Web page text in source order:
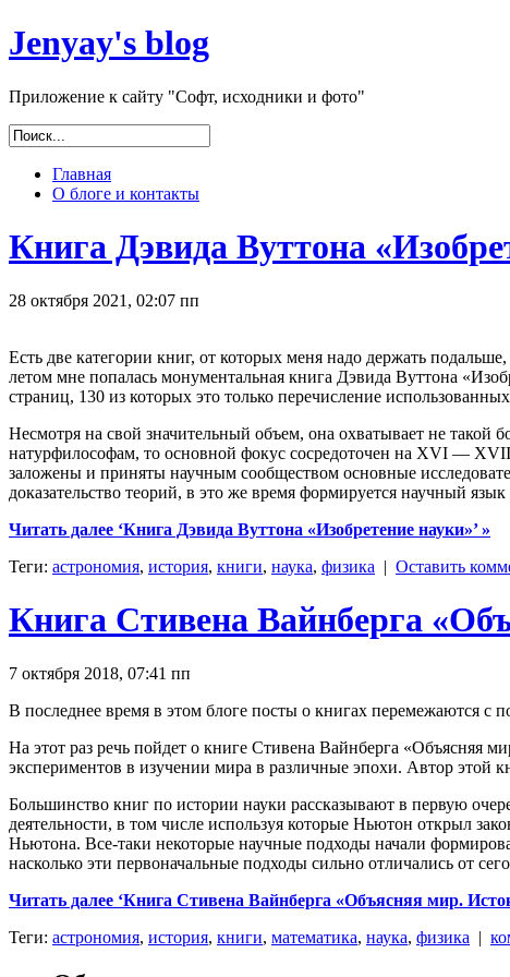
Jenyay's blog
Приложение к сайту "Софт, исходники и фото"
Главная
О блоге и контакты
Книга Дэвида Вуттона
28 октября 2021, 02:07 пп
Есть две категории книг, от которых меня надо держать
летом мне попалась монументальная книга Дэвида Вуттона
страниц, 130 из которых это только перечисление
Несмотря на свой значительный объем, она охватывает не
натурфилософам, то основной фокус сосредоточен на XVI —
заложены и приняты научным сообществом основные
доказательство теорий, в это же время формируется научный
Читать далее ‘Книга Дэвида Вуттона «Изобретение науки»’ »
Теги: астрономия, история, книги, наука, физика | Оставить
Книга Стивена Вайнберга
7 октября 2018, 07:41 пп
В последнее время в этом блоге посты о книгах перемежаются с
На этот раз речь пойдет о книге Стивена Вайнберга «Объясняя
экспериментов в изучении мира в различные эпохи. Автор этой
Большинство книг по истории науки рассказывают в первую
деятельности, в том числе используя которые Ньютон открыл
Ньютона. Все-таки некоторые научные подходы начали
насколько эти первоначальные подходы сильно отличались от
Читать далее ‘Книга Стивена Вайнберга «Объясняя мир.
Теги: астрономия, история, книги, математика, наука, физика |